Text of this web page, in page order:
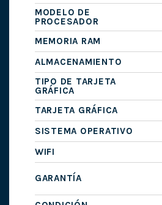
MODELO DE
PROCESADOR
MEMORIA RAM
ALMACENAMIENTO
TIPO DE TARJETA
GRÁFICA
TARJETA GRÁFICA
SISTEMA OPERATIVO
WIFI
GARANTÍA